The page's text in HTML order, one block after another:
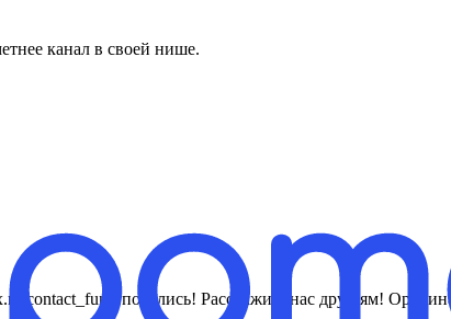
канал в своей нише.
contact_fun - поделись! Расскажи о нас друзьям!